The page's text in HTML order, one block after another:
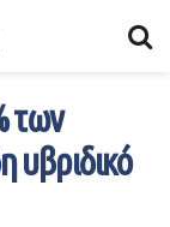
των
υβριδικό